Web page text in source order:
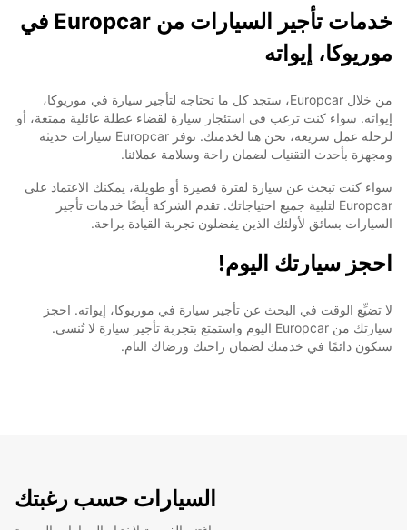
خدمات تأجير السيارات من Europcar في
موريوكا، إيواته
من خلال Europcar، ستجد كل ما تحتاجه لتأجير سيارة في موريوكا،
إيواته. سواء كنت ترغب في استئجار سيارة لقضاء عطلة عائلية ممتعة، أو
لرحلة عمل سريعة، نحن هنا لخدمتك. توفر Europcar سيارات حديثة
ومجهزة بأحدث التقنيات لضمان راحة وسلامة عملائنا.
سواء كنت تبحث عن سيارة لفترة قصيرة أو طويلة، يمكنك الاعتماد على
Europcar لتلبية جميع احتياجاتك. تقدم الشركة أيضًا خدمات تأجير
السيارات بسائق لأولئك الذين يفضلون تجربة القيادة براحة.
احجز سيارتك اليوم!
لا تضيِّع الوقت في البحث عن تأجير سيارة في موريوكا، إيواته. احجز
سيارتك من Europcar اليوم واستمتع بتجربة تأجير سيارة لا تُنسى.
سنكون دائمًا في خدمتك لضمان راحتك ورضاك التام.
السيارات حسب رغبتك